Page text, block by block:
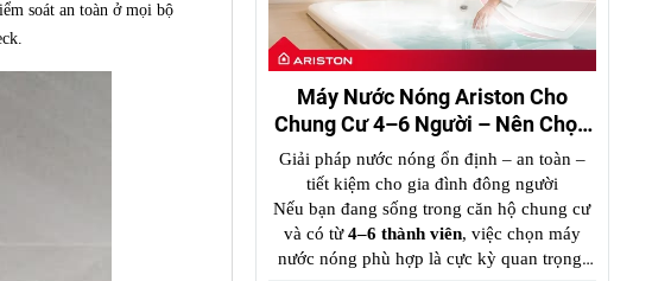
soát an toàn ở mọi bộ
Máy Nước Nóng Ariston Cho
Chung Cư 4–6 Người – Nên Chọn
Loại Nào?
Giải pháp nước nóng ổn định – an toàn –
tiết kiệm cho gia đình đông người
Nếu bạn đang sống trong căn hộ chung cư
và có từ4–6 thành viên, việc chọn máy
nước nóng phù hợp là cực kỳ quan trọng.